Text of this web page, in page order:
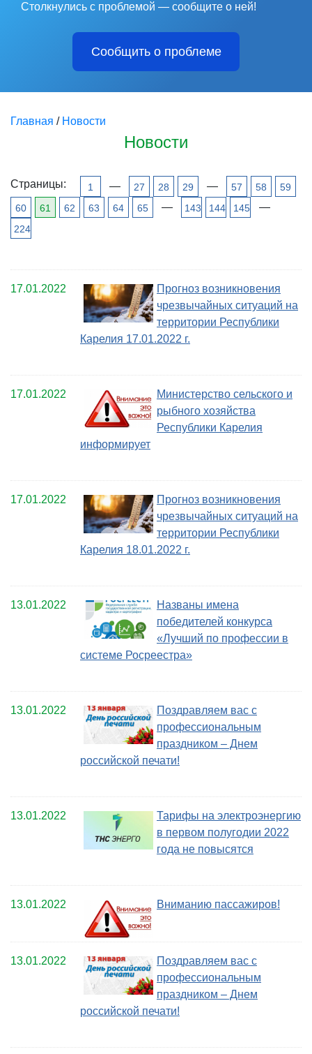
Столкнулись с проблемой — сообщите о ней!
Сообщить о проблеме
Главная / Новости
Новости
Страницы: 1 — 27 28 29 — 57 58
59
60
61 62 63 64 65 — 143 144 145 —
224
17.01.2022
Прогноз возникновения
чрезвычайных ситуаций на
территории Республики
Карелия 17.01.2022 г.
17.01.2022
Министерство сельского и
рыбного хозяйства
Республики Карелия
информирует
17.01.2022
Прогноз возникновения
чрезвычайных ситуаций на
территории Республики
Карелия 18.01.2022 г.
13.01.2022
Названы имена
победителей конкурса
«Лучший по профессии в
системе Росреестра»
13.01.2022
Поздравляем вас с
профессиональным
праздником – Днем
российской печати!
13.01.2022
Тарифы на электроэнергию
в первом полугодии 2022
года не повысятся
13.01.2022 Вниманию пассажиров!
13.01.2022
Поздравляем вас с
профессиональным
праздником – Днем
российской печати!